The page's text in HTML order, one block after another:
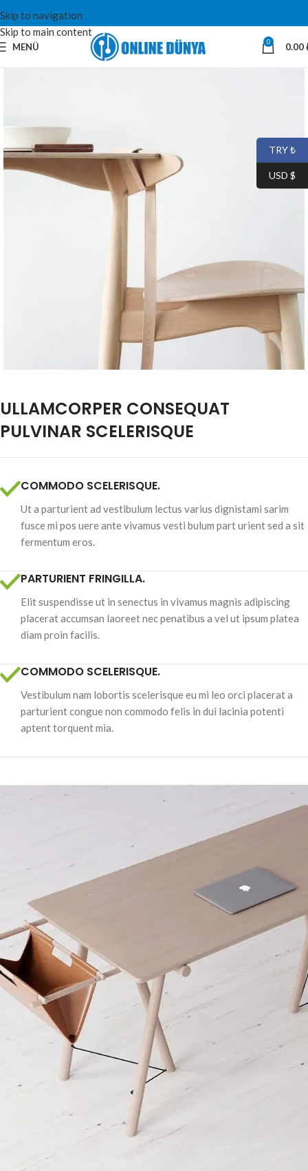
Skip to navigation
Skip to main content
MENÜ 0 0.00
ULLAMCORPER CONSEQUAT
PULVINAR SCELERISQUE
COMMODO SCELERISQUE.
Ut a parturient ad vestibulum lectus varius dignistami sarim
fusce mi pos uere ante vivamus vesti bulum part urient sed a sit
fermentum eros.
PARTURIENT FRINGILLA.
Elit suspendisse ut in senectus in vivamus magnis adipiscing
placerat accumsan laoreet nec penatibus a vel ut ipsum platea
diam proin facilis.
COMMODO SCELERISQUE.
Vestibulum nam lobortis scelerisque eu mi leo orci placerat a
parturient congue non commodo felis in dui lacinia potenti
aptent torquent mia.
TRY ₺
USD $